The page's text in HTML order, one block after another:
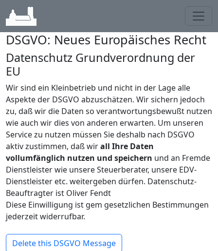
DSGVO: Neues Europäisches Recht
Datenschutz Grundverordnung der
EU
Wir sind ein Kleinbetrieb und nicht in der Lage alle
Aspekte der DSGVO abzuschätzen. Wir sichern jedoch
zu, daß wir die Daten so verantwortungsbewußt nutzen
wie auch wir dies von anderen erwarten. Um unseren
Service zu nutzen müssen Sie deshalb nach DSGVO
aktiv zustimmen, daß wirall Ihre Daten
vollumfänglich nutzen und speichern und an Fremde
Dienstleister wie unsere Steuerberater, unsere EDV-
Dienstleister etc. weitergeben dürfen. Datenschutz-
Beauftragter ist Oliver Fendt
Diese Einwilligung ist gem gesetzlichen Bestimmungen
jederzeit widerrufbar.
Delete this DSGVO Message